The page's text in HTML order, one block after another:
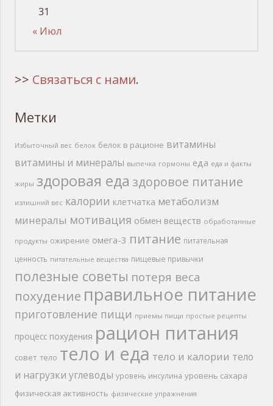
« Июл
31
>> Связаться с нами.
Метки
Избыточный вес белок белок в рационе витамины
витамины и минералы выпечка гормоны еда еда и факты
жиры здоровая еда здоровое питание
излишний вес калории клетчатка метаболизм
минералы мотивация обмен веществ обработанные
продукты ожирение омега-3 питание питательная
ценность питательные вещества пищевые привычки
полезные советы потеря веса
похудение правильное питание
приготовление пищи приемы пищи простые рецепты
процесс похудения рацион питания
совет тело тело и еда тело и калории тело
и нагрузки углеводы уровень инсулина уровень сахара
физическая активность физические упражнения